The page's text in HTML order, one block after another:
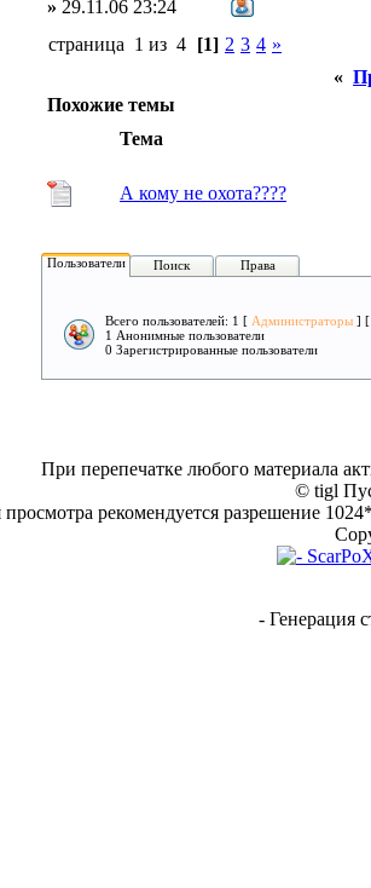
» 29.11.06 23:24
страница 1 из 4 [1] 2 3 4 »
«
Похожие темы
Тема
А кому не охота????
Пользователи Поиск Права
Всего пользователей: 1 [ Администраторы ]
1 Анонимные пользователи
0 Зарегистрированные пользователи
При перепечатке любого материала
© tigl
просмотра рекомендуется разрешение
- Генерация